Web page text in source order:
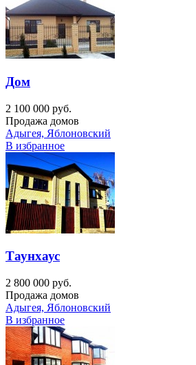
Дом
2 100 000 руб.
Продажа домов
Адыгея, Яблоновский
В избранное
Таунхаус
2 800 000 руб.
Продажа домов
Адыгея, Яблоновский
В избранное